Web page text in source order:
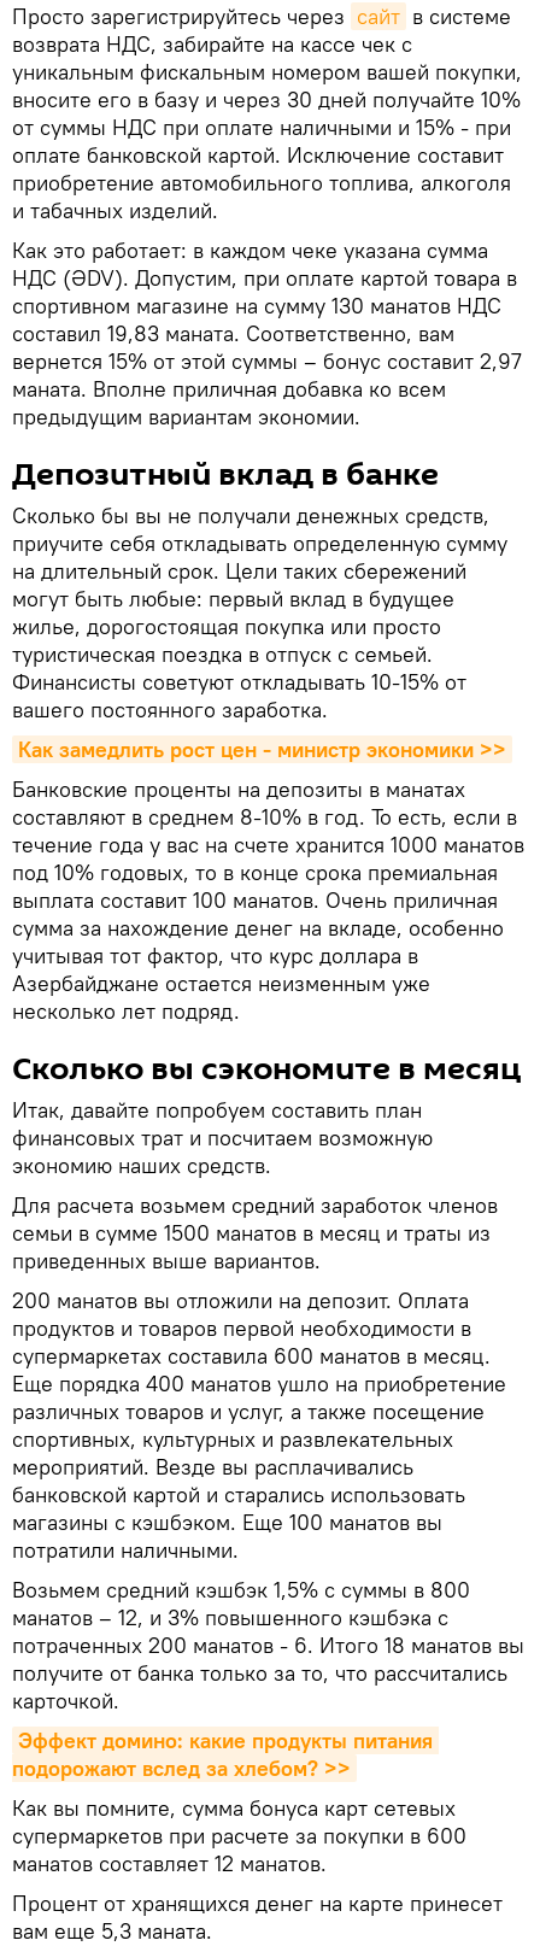
Просто зарегистрируйтесь через сайт в системе
возврата НДС, забирайте на кассе чек с
уникальным фискальным номером вашей покупки,
вносите его в базу и через 30 дней получайте 10%
от суммы НДС при оплате наличными и 15% - при
оплате банковской картой. Исключение составит
приобретение автомобильного топлива, алкоголя
и табачных изделий.
Как это работает: в каждом чеке указана сумма
НДС (ƏDV). Допустим, при оплате картой товара в
спортивном магазине на сумму 130 манатов НДС
составил 19,83 маната. Соответственно, вам
вернется 15% от этой суммы – бонус составит 2,97
маната. Вполне приличная добавка ко всем
предыдущим вариантам экономии.
Депозитный вклад в банке
Сколько бы вы не получали денежных средств,
приучите себя откладывать определенную сумму
на длительный срок. Цели таких сбережений
могут быть любые: первый вклад в будущее
жилье, дорогостоящая покупка или просто
туристическая поездка в отпуск с семьей.
Финансисты советуют откладывать 10-15% от
вашего постоянного заработка.
Как замедлить рост цен - министр экономики >>
Банковские проценты на депозиты в манатах
составляют в среднем 8-10% в год. То есть, если в
течение года у вас на счете хранится 1000 манатов
под 10% годовых, то в конце срока премиальная
выплата составит 100 манатов. Очень приличная
сумма за нахождение денег на вкладе, особенно
учитывая тот фактор, что курс доллара в
Азербайджане остается неизменным уже
несколько лет подряд.
Сколько вы сэкономите в месяц
Итак, давайте попробуем составить план
финансовых трат и посчитаем возможную
экономию наших средств.
Для расчета возьмем средний заработок членов
семьи в сумме 1500 манатов в месяц и траты из
приведенных выше вариантов.
200 манатов вы отложили на депозит. Оплата
продуктов и товаров первой необходимости в
супермаркетах составила 600 манатов в месяц.
Еще порядка 400 манатов ушло на приобретение
различных товаров и услуг, а также посещение
спортивных, культурных и развлекательных
мероприятий. Везде вы расплачивались
банковской картой и старались использовать
магазины с кэшбэком. Еще 100 манатов вы
потратили наличными.
Возьмем средний кэшбэк 1,5% с суммы в 800
манатов – 12, и 3% повышенного кэшбэка с
потраченных 200 манатов - 6. Итого 18 манатов вы
получите от банка только за то, что рассчитались
карточкой.
Эффект домино: какие продукты питания
подорожают вслед за хлебом? >>
Как вы помните, сумма бонуса карт сетевых
супермаркетов при расчете за покупки в 600
манатов составляет 12 манатов.
Процент от хранящихся денег на карте принесет
вам еще 5,3 маната.